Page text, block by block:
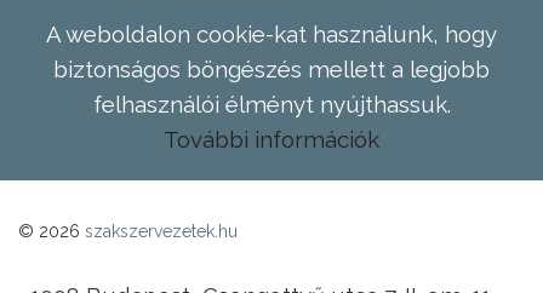
A weboldalon cookie-kat használunk, hogy
biztonságos böngészés mellett a legjobb
felhasználói élményt nyújthassuk.
További információk
© 2026 szakszervezetek.hu